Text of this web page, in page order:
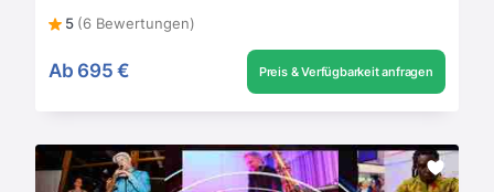
5 (6 Bewertungen)
Ab 695 € Preis & Verfügbarkeit anfragen